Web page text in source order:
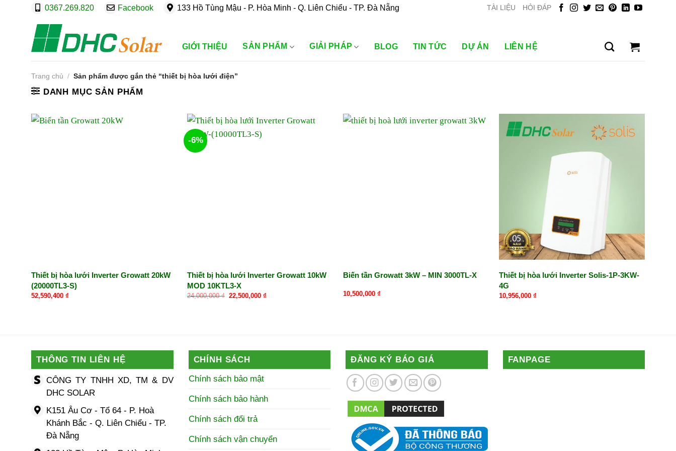
0367.269.820 Facebook 133 Hồ Tùng Mậu - P. Hòa Minh - Q. Liên Chiểu - TP. Đà Nẵng TÀI LIỆU HỎI ĐÁP
GIỚI THIỆU SẢN PHẨM GIẢI PHÁP BLOG TIN TỨC DỰ ÁN LIÊN HỆ
Trang chủ / Sản phẩm được gắn thẻ “thiết bị hòa lưới điện”
DANH MỤC SẢN PHẨM
Thiết bị hòa lưới Inverter Growatt 20kW
(20000TL3-S)
52,590,400 ₫
-6%
Thiết bị hòa lưới Inverter Growatt 10kW
MOD 10KTL3-X
24,000,000₫ Giá
22,500,000 ₫Giá
Biến tần Growatt 3kW – MIN 3000TL-X
10,500,000 ₫
Thiết bị hòa lưới Inverter Solis-1P-3KW-
4G
10,956,000 ₫
THÔNG TIN LIÊN HỆ
CÔNG TY TNHH XD, TM & DV
DHC SOLAR
K151 Âu Cơ - Tổ 64 - P. Hoà
Khánh Bắc - Q. Liên Chiểu - TP.
Đà Nẵng
CHÍNH SÁCH
Chính sách bảo mật
Chính sách bảo hành
Chính sách đổi trả
Chính sách vận chuyển
ĐĂNG KÝ BÁO GIÁ FANPAGE